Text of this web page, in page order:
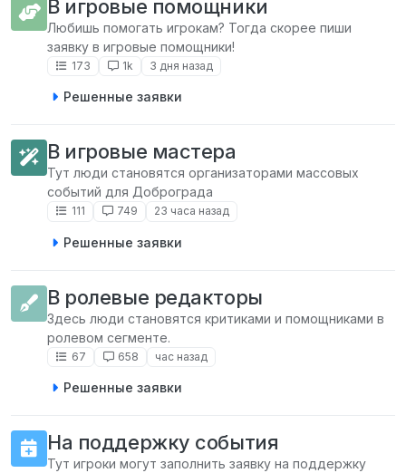
В игровые помощники
Любишь помогать игрокам? Тогда скорее пиши
заявку в игровые помощники!
173 1k 3 дня назад
Решенные заявки
В игровые мастера
Тут люди становятся организаторами массовых
событий для Доброграда
111 749 23 часа назад
Решенные заявки
В ролевые редакторы
Здесь люди становятся критиками и помощниками в
ролевом сегменте.
67 658 час назад
Решенные заявки
На поддержку события
Тут игроки могут заполнить заявку на поддержку